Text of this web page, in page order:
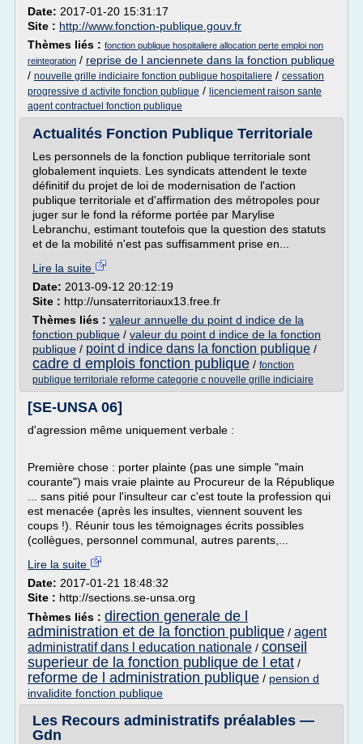
Date: 2017-01-20 15:31:17
Site : http://www.fonction-publique.gouv.fr
Thèmes liés : fonction publique hospitaliere allocation perte emploi non
reintegration / reprise de l anciennete dans la fonction publique
/ nouvelle grille indiciaire fonction publique hospitaliere / cessation
progressive d activite fonction publique / licenciement raison sante
agent contractuel fonction publique
Actualités Fonction Publique Territoriale
Les personnels de la fonction publique territoriale sont
globalement inquiets. Les syndicats attendent le texte
définitif du projet de loi de modernisation de l'action
publique territoriale et d'affirmation des métropoles pour
juger sur le fond la réforme portée par Marylise
Lebranchu, estimant toutefois que la question des statuts
et de la mobilité n'est pas suffisamment prise en...
Lire la suite
Date: 2013-09-12 20:12:19
Site : http://unsaterritoriaux13.free.fr
Thèmes liés : valeur annuelle du point d indice de la
fonction publique / valeur du point d indice de la fonction
publique / point d indice dans la fonction publique /
cadre d emplois fonction publique / fonction
publique territoriale reforme categorie c nouvelle grille indiciaire
[SE-UNSA 06]
d'agression même uniquement verbale :
Première chose : porter plainte (pas une simple "main
courante") mais vraie plainte au Procureur de la République
... sans pitié pour l'insulteur car c'est toute la profession qui
est menacée (après les insultes, viennent souvent les
coups !). Réunir tous les témoignages écrits possibles
(collègues, personnel communal, autres parents,...
Lire la suite
Date: 2017-01-21 18:48:32
Site : http://sections.se-unsa.org
Thèmes liés : direction generale de l
administration et de la fonction publique / agent
administratif dans l education nationale / conseil
superieur de la fonction publique de l etat /
reforme de l administration publique / pension d
invalidite fonction publique
Les Recours administratifs préalables —
Gdn